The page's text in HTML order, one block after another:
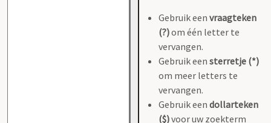
Gebruik een vraagteken
(?)om één letter te
vervangen.
Gebruik een sterretje (*)
om meer letters te
vervangen.
Gebruik een dollarteken
($)voor uw zoekterm